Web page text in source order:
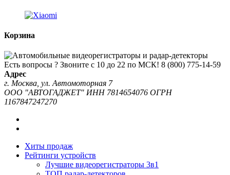
Корзина
Есть вопросы ? Звоните с 10 до 22 по МСК! 8 (800) 775-14-59
Адрес
г. Москва, ул. Автомоторная 7
ООО "АВТОГАДЖЕТ" ИНН 7814654076 ОГРН
1167847247270
Хиты продаж
Рейтинги устройств
Лучшие видеорегистраторы 3в1